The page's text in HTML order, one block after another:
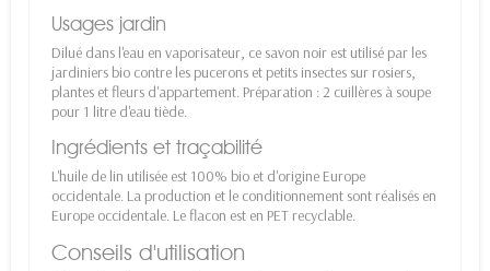
Usages jardin
Dilué dans l'eau en vaporisateur, ce savon noir est utilisé par les
jardiniers bio contre les pucerons et petits insectes sur rosiers,
plantes et fleurs d'appartement. Préparation : 2 cuillères à soupe
pour 1 litre d'eau tiède.
Ingrédients et traçabilité
L'huile de lin utilisée est 100% bio et d'origine Europe
occidentale. La production et le conditionnement sont réalisés en
Europe occidentale. Le flacon est en PET recyclable.
Conseils d'utilisation